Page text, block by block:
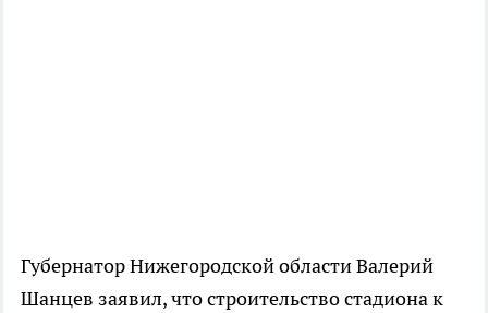
Губернатор Нижегородской области Валерий
Шанцев заявил, что строительство стадиона к